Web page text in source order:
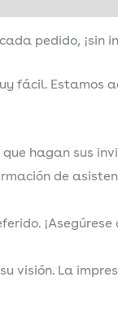
pedido, ¡sin
fácil. Estamos
hagan sus
de
¡Asegúrese
visión. La